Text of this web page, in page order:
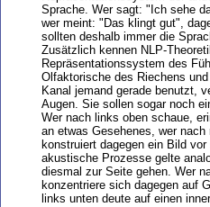
Sprache. Wer sagt: "Ich sehe
wer meint: "Das klingt gut",
sollten deshalb immer die
Zusätzlich kennen NLP-
Repräsentationssystem des
Olfaktorische des Riechens
Kanal jemand gerade benutzt,
Augen. Sie sollen sogar noch
Wer nach links oben schaue,
an etwas Gesehenes, wer
konstruiert dagegen ein Bild
akustische Prozesse gelte
diesmal zur Seite gehen. Wer
konzentriere sich dagegen auf
links unten deute auf einen